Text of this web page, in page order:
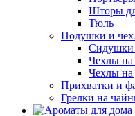
Шторы
Тюль
Подушки и
Сидушки
Чехлы на
Чехлы на
Прихватки и
Грелки на